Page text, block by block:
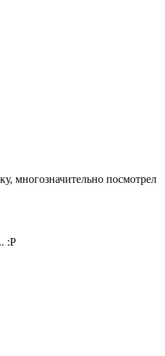
многозначительно посмотрел
:P